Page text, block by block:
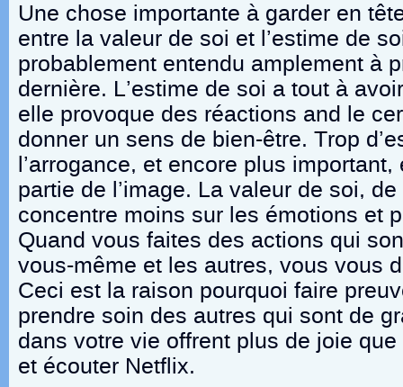
Une chose importante à garder en
entre la valeur de soi et l’estime de
probablement entendu amplement à
dernière. L’estime de soi a tout à
elle provoque des réactions and le
donner un sens de bien-être. Trop
l’arrogance, et encore plus important,
partie de l’image. La valeur de soi, de
concentre moins sur les émotions et
Quand vous faites des actions qui
vous-même et les autres, vous vous
Ceci est la raison pourquoi faire
prendre soin des autres qui sont de
dans votre vie offrent plus de joie
et écouter Netflix.